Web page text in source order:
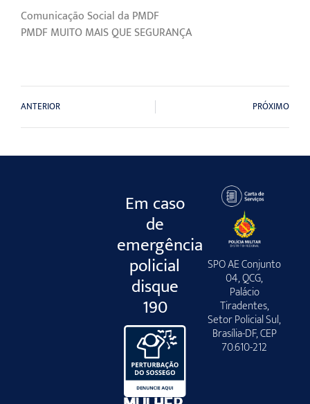
Comunicação Social da PMDF
PMDF MUITO MAIS QUE SEGURANÇA
ANTERIOR PRÓXIMO
Em caso
de
emergência
policial
disque
190
SPO AE Conjunto
04, QCG,
Palácio
Tiradentes,
Setor Policial Sul,
Brasília-DF, CEP
70.610-212